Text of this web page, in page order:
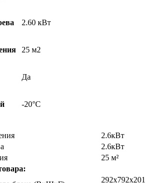
2.60 кВт
25 м2
Да
-20°С
2.6кВт
2.6кВт
25 м²
292х792х201